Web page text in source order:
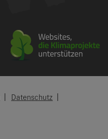
Datenschutz